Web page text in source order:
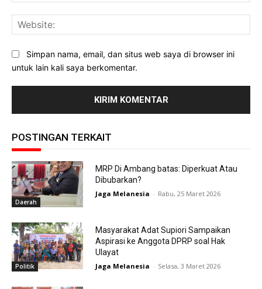
Simpan nama, email, dan situs web saya di browser ini
untuk lain kali saya berkomentar.
POSTINGAN TERKAIT
Daerah
MRP Di Ambang batas: Diperkuat Atau
Dibubarkan?
Jaga Melanesia - Rabu, 25 Maret 2026
Politik
Masyarakat Adat Supiori Sampaikan
Aspirasi ke Anggota DPRP soal Hak
Ulayat
Jaga Melanesia - Selasa, 3 Maret 2026